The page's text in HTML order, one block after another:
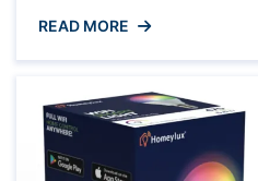
alarmsysteem is een
het beveiligen van uw
technologische
bieden draadloze
niveau van beveiliging en
noodzaak van
READ MORE